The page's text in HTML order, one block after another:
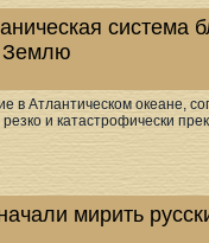
система
Землю
в Атлантическом океане,
и катастрофически
мирить